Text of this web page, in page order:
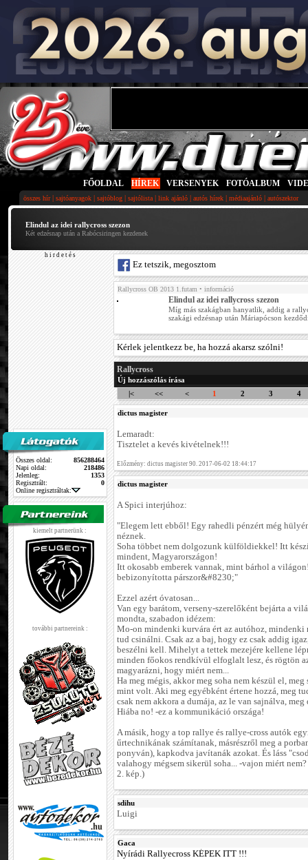
FŐOLDAL HÍREK VERSENYEK FOTÓALBUM
összes hír| sajtóanyagok | sajtóblog | sajtólista | link ajánló | autós hírek | médiaajánló | autószektor
Elindul az idei rallycross szezon
Két edzésnap után a Rabócsiringen kezdenek
h i r d e t é s
Összes oldal:
856288464
Napi oldal:
218486
Jelenleg:
1353
Regisztrált:
0
Online regisztráltak:
kiemelt partnerünk :
további partnereink :
Ez tetszik, megosztom
Rallycross OB 2013 1.futam • információ
Elindul az idei rallycross szezon
Míg más szakágban hanyatlik, addig a
szakági edzésnap után Máriapócson
Kérlek jelentkezz be, ha hozzá akarsz szólni!
Rallycross
Új hozzászólás írása
|<
<< < 1 2 3 4
dictus magister
Lemaradt:
Tisztelet a kevés kivételnek!!!
Előzmény: dictus magister 90. 2017-06-02 18:44:17
dictus magister
A Spici interjúhoz:
"Elegem lett ebből! Egy rahedli pénzért még
néznek.
Soha többet nem dolgozunk külföldiekkel! Itt
mindent, Magyarországon!
Itt okosabb emberek vannak, mint bárhol a
bebizonyította párszor&#8230;"
Ezzel azért óvatosan...
Van egy barátom, verseny-szerelőként bejárta a
mondta, szabadon idézem:
Mo-on mindenki kurvára ért az autóhoz, mindenki
tud csinálni. Csak az a baj, hogy ez csak addig
beszélni kell. Mihelyt a tettek mezejére kellene
minden főokos rendkívül elfoglalt lesz, és rögtön
magyarázni, hogy miért nem...
Ha meg mégis, akkor meg soha nem készül el,
mint volt. Aki meg egyébként értene hozzá, meg
csak nem akkora a dumája, az le van sajnálva, meg
Hiába no! -ez a kommunikáció országa!
A másik, hogy a top rallye és rallye-cross autók
űrtechnikának számítanak, másrészről meg a
ponyván), kapkodva javítanák azokat. És láss
valahogy mégsem sikerül soha... -vajon miért
2. kép.)
sdihu
Luigi
Gaca
Nyírádi Rallyecross KÉPEK ITT !!!